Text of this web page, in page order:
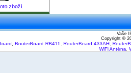
zboží.
Vaše
Copyright ©
RouterBoard RB411 RouterBoard 433AH
WiFi Anténa